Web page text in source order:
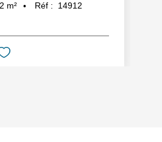
m² Réf : 14912